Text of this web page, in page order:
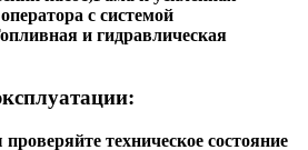
насос;Рама и усиленная
с системой
и гидравлическая